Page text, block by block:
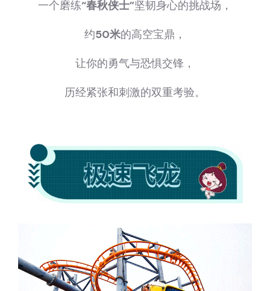
一个磨练“春秋侠士”坚韧身心的挑战场，
约50米的高空宝鼎，
让你的勇气与恐惧交锋，
历经紧张和刺激的双重考验。